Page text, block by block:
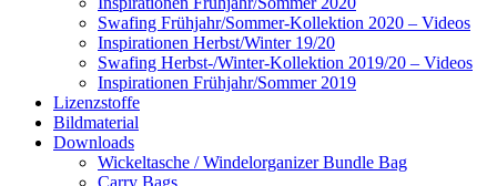
Swafing Frühjahr/Sommer-Kollektion 2020 – Videos
Inspirationen Herbst/Winter 19/20
Swafing Herbst-/Winter-Kollektion 2019/20 – Videos
Inspirationen Frühjahr/Sommer 2019
Lizenzstoffe
Bildmaterial
Downloads
Wickeltasche / Windelorganizer Bundle Bag
Carry Bags